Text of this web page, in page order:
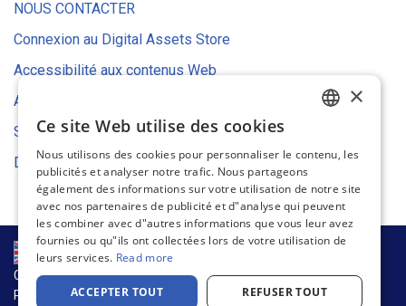
NOUS CONTACTER
Connexion au Digital Assets Store
Accessibilité aux contenus Web
Avis relatif aux cookies
Stratégie environnementale
Déclaration UE de conformité
CHAÎNE D’APPROVISIONNEMENT ET DURABILITÉ
POLITIQUE DE CONFIDENTIALITÉ
FRENCH
GERMAN
DUTCH
ITALIAN
×
Ce site Web utilise des cookies
Nous utilisons des cookies pour personnaliser le contenu, les
publicités et analyser notre trafic. Nous partageons
également des informations sur votre utilisation de notre site
avec nos partenaires de publicité et d"analyse qui peuvent
les combiner avec d"autres informations que vous leur avez
fournies ou qu"ils ont collectées lors de votre utilisation de
leurs services. Read more
ACCEPTER TOUT REFUSER TOUT